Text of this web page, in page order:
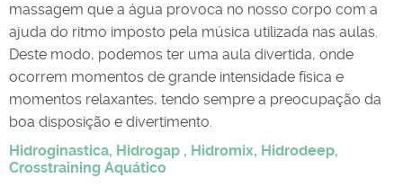
massagem que a água provoca no nosso corpo com a
ajuda do ritmo imposto pela música utilizada nas aulas.
Deste modo, podemos ter uma aula divertida, onde
ocorrem momentos de grande intensidade física e
momentos relaxantes, tendo sempre a preocupação da
boa disposição e divertimento.
Hidroginastica, Hidrogap , Hidromix, Hidrodeep,
Crosstraining Aquático